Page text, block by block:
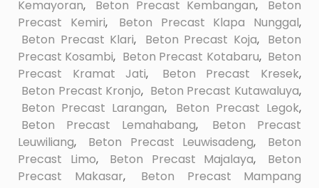
Kemayoran, Beton Precast Kembangan,
Beton
Precast Kemiri, Beton Precast Klapa Nunggal,
Beton Precast Klari, Beton Precast Koja, Beton
Precast Kosambi, Beton Precast Kotabaru, Beton
Precast Kramat Jati, Beton Precast Kresek,
Beton Precast Kronjo, Beton Precast Kutawaluya,
Beton Precast Larangan, Beton Precast Legok,
Beton Precast Lemahabang,
Beton Precast
Leuwiliang, Beton Precast Leuwisadeng,
Beton
Precast Limo, Beton Precast Majalaya,
Beton
Precast Makasar,
Beton Precast Mampang